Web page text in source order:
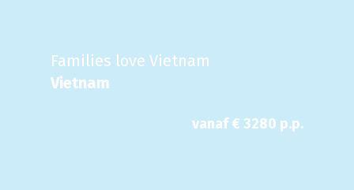
Families love Vietnam
Vietnam
vanaf € 3280 p.p.